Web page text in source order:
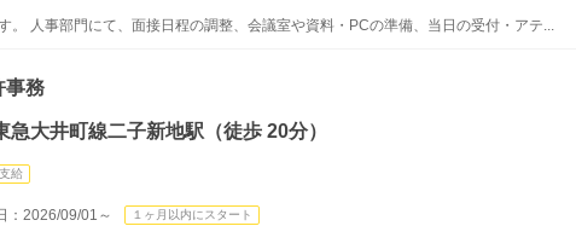
。 人事部門にて、面接日程の調整、会議室や資料・PCの準備、当日の受付・アテ...
事務
大井町線二子新地駅（徒歩 20分）
給
2026/09/01～ １ヶ月以内にスタート